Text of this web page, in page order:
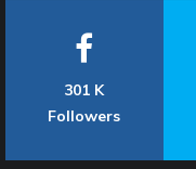
301 K
Followers